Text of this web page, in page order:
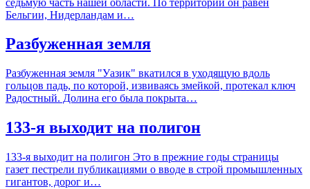
Бельгии, Нидерландам и…
Разбуженная земля
Разбуженная земля "Уазик" вкатился в уходящую вдоль
гольцов падь, по которой, извиваясь змейкой, протекал ключ
Радостный. Долина его была покрыта…
133-я выходит на полигон
133-я выходит на полигон Это в прежние годы страницы
газет пестрели публикациями о вводе в строй промышленных
гигантов, дорог и…